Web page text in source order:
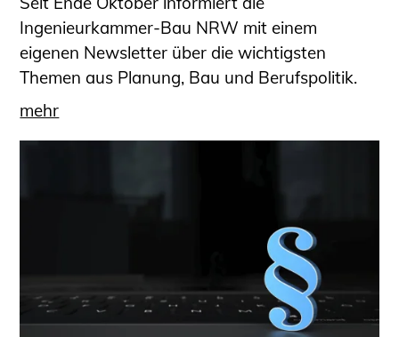
Sachkundige für Zustands- und
Funktionsprüfung privater
Abwasserleitungen
Vereinbarungen mit
Ingenieurkammern
Büronachfolge
Geschützter Bereich
Informationen für Auftraggeber und
Ingenieursuche (Mitglieder der IK-Bau
NRW)
Fachlisten
Ingenieurkammer-Bau NRW mit einem
eigenen Newsletter über die wichtigsten
Themen aus Planung, Bau und Berufspolitik.
mehr